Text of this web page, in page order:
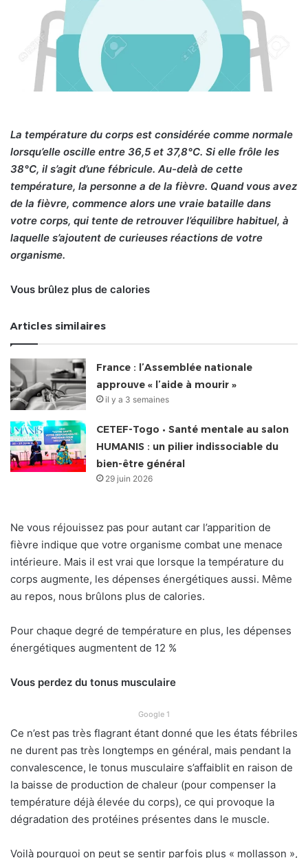
La température du corps est considérée comme normale
lorsqu’elle oscille entre 36,5 et 37,8°C. Si elle frôle les
38°C, il s’agit d’une fébricule. Au-delà de cette
température, la personne a de la fièvre. Quand vous avez
de la fièvre, commence alors une vraie bataille dans
votre corps, qui tente de retrouver l’équilibre habituel, à
laquelle s’ajoutent de curieuses réactions de votre
organisme.
Vous brûlez plus de calories
Articles similaires
France : l’Assemblée nationale
approuve « l’aide à mourir »
il y a 3 semaines
CETEF-Togo • Santé mentale au salon
HUMANIS : un pilier indissociable du
bien-être général
29 juin 2026
Ne vous réjouissez pas pour autant car l’apparition de
fièvre indique que votre organisme combat une menace
intérieure. Mais il est vrai que lorsque la température du
corps augmente, les dépenses énergétiques aussi. Même
au repos, nous brûlons plus de calories.
Pour chaque degré de température en plus, les dépenses
énergétiques augmentent de 12 %
Vous perdez du tonus musculaire
Google 1
Ce n’est pas très flagrant étant donné que les états fébriles
ne durent pas très longtemps en général, mais pendant la
convalescence, le tonus musculaire s’affaiblit en raison de
la baisse de production de chaleur (pour compenser la
température déjà élevée du corps), ce qui provoque la
dégradation des protéines présentes dans le muscle.
Voilà pourquoi on peut se sentir parfois plus « mollasson »,